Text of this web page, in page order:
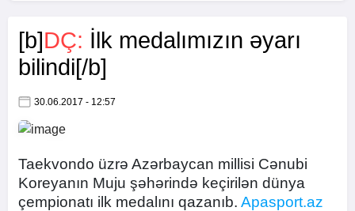
[b]DÇ: İlk medalımızın əyarı
bilindi[/b]
30.06.2017 - 12:57
Taekvondo üzrə Azərbaycan millisi Cənubi
Koreyanın Muju şəhərində keçirilən dünya
çempionatı ilk medalını qazanıb. Apasport.az